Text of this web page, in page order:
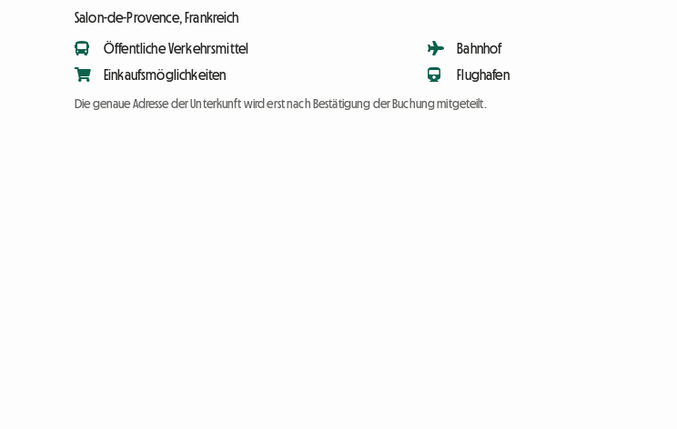
Salon-de-Provence, Frankreich
Öffentliche Verkehrsmittel
Einkaufsmöglichkeiten
Bahnhof
Flughafen
Die genaue Adresse der Unterkunft wird erst nach Bestätigung der Buchung mitgeteilt.